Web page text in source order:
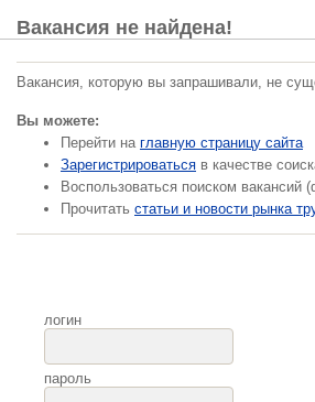
Вакансия не найдена!
Вакансия, которую вы запрашивали, не
Вы можете:
Перейти на главную страницу сайта
Зарегистрироваться в качестве
Воспользоваться поиском вакансий
Прочитать статьи и новости рынка
логин
пароль